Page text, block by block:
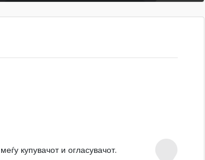
купувачот и огласувачот.